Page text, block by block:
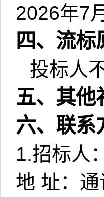
2026年7
四、流标
投标人
五、其他
六、联系
1.招标人
地 址：